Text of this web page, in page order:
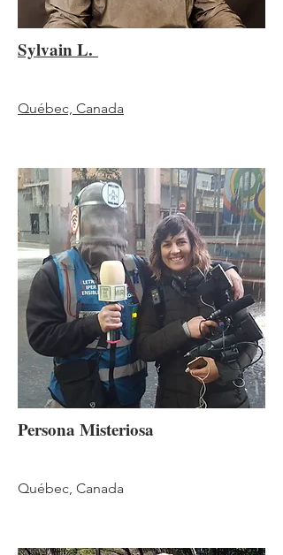
Sylvain L.
Québec, Canada
Persona Misteriosa
Québec, Canada